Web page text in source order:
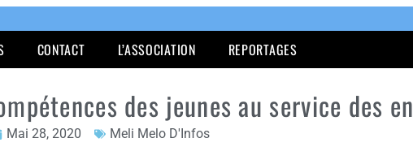
CONTACT L’ASSOCIATION REPORTAGES
des jeunes au service des
Mai 28, 2020 Meli Melo D'Infos